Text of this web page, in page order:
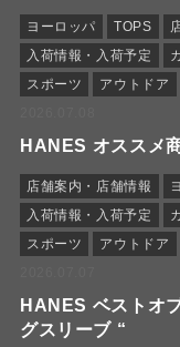
ヨーロッパ TOPS
入荷情報・入荷予定
スポーツ
アウトドア
HANES オススメ
店舗案内・店舗情報
入荷情報・入荷予定
スポーツ
アウトドア
HANES ベストオ
グスリーブ “